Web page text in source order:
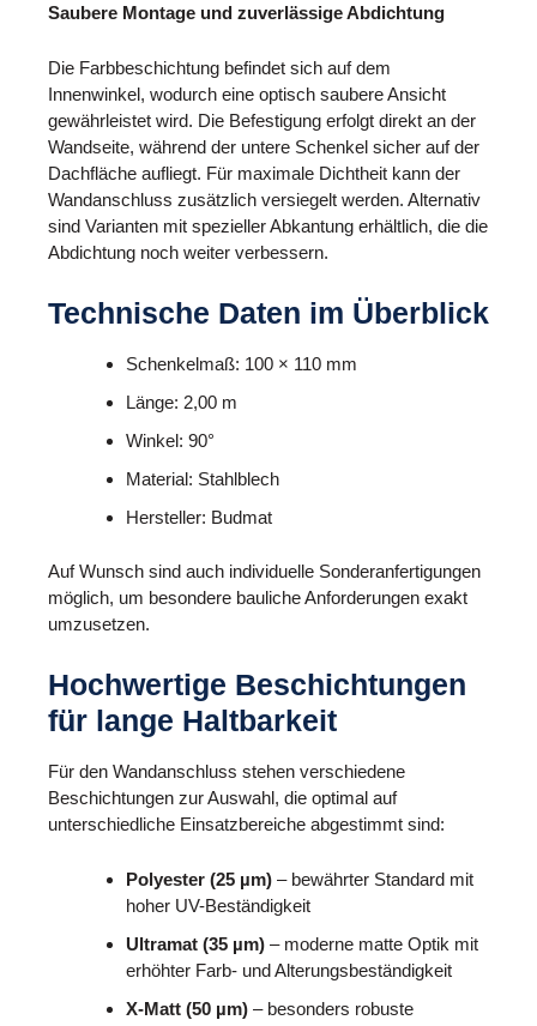
Saubere Montage und zuverlässige Abdichtung
Die Farbbeschichtung befindet sich auf dem
Innenwinkel, wodurch eine optisch saubere Ansicht
gewährleistet wird. Die Befestigung erfolgt direkt an der
Wandseite, während der untere Schenkel sicher auf der
Dachfläche aufliegt. Für maximale Dichtheit kann der
Wandanschluss zusätzlich versiegelt werden. Alternativ
sind Varianten mit spezieller Abkantung erhältlich, die die
Abdichtung noch weiter verbessern.
Technische Daten im Überblick
Schenkelmaß: 100 × 110 mm
Länge: 2,00 m
Winkel: 90°
Material: Stahlblech
Hersteller: Budmat
Auf Wunsch sind auch individuelle Sonderanfertigungen
möglich, um besondere bauliche Anforderungen exakt
umzusetzen.
Hochwertige Beschichtungen
für lange Haltbarkeit
Für den Wandanschluss stehen verschiedene
Beschichtungen zur Auswahl, die optimal auf
unterschiedliche Einsatzbereiche abgestimmt sind:
Polyester (25 µm) – bewährter Standard mit
hoher UV-Beständigkeit
Ultramat (35 µm) – moderne matte Optik mit
erhöhter Farb- und Alterungsbeständigkeit
X-Matt (50 µm) – besonders robuste